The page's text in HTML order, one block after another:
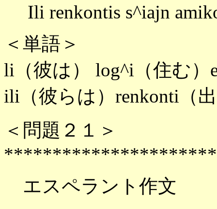
Ili renkontis s^iajn
＜単語＞
li（彼は） log^i（住む）
ili（彼らは）renkonti（
＜問題２１＞
エスペラント作文